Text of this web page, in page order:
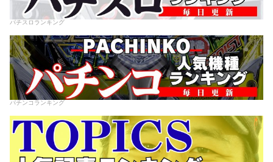
パチスロランキング
パチンコランキング